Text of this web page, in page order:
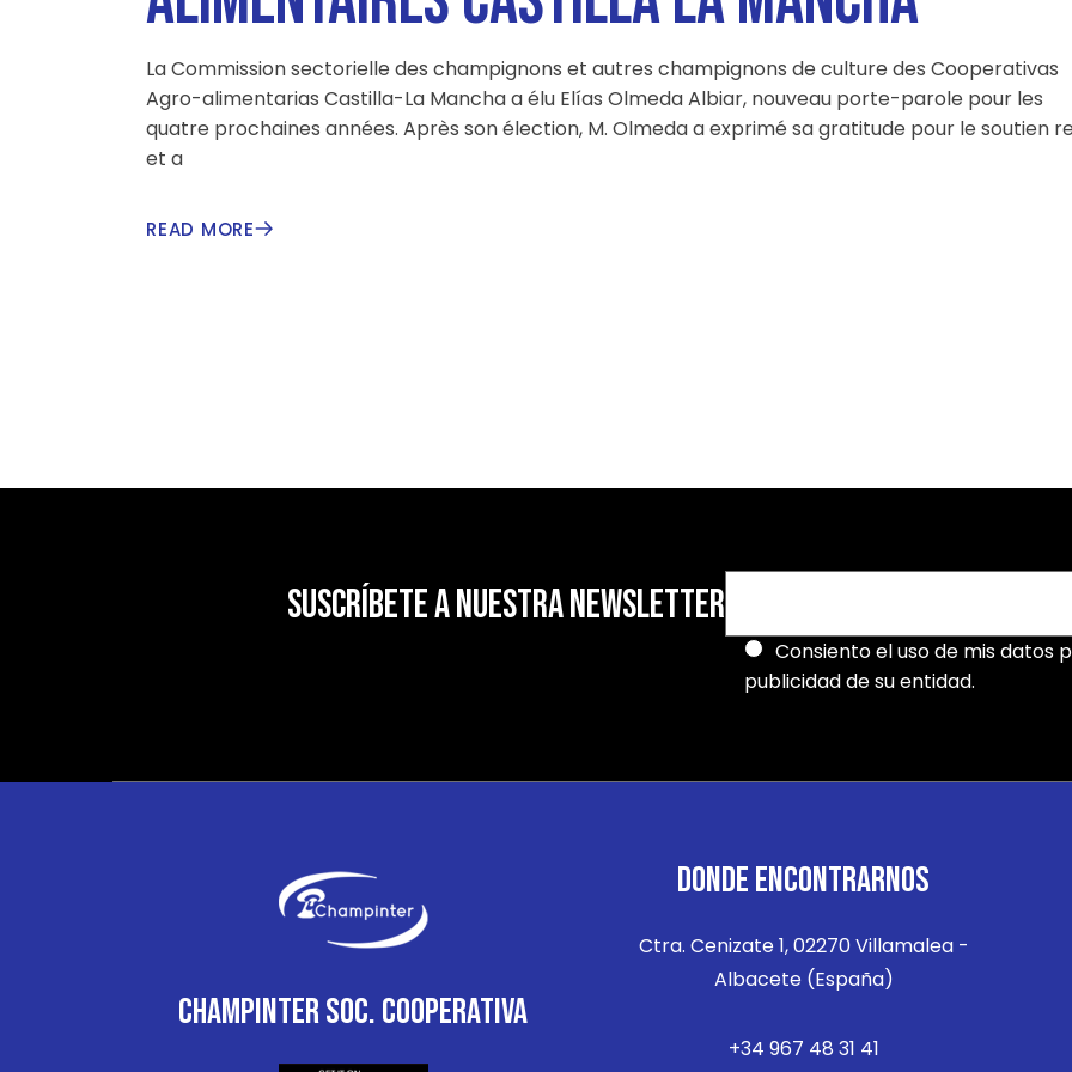
La Commission sectorielle des champignons et autres champignons de culture des Cooperativas
Agro-alimentarias Castilla-La Mancha a élu Elías Olmeda Albiar, nouveau porte-parole pour les
quatre prochaines années. Après son élection, M. Olmeda a exprimé sa gratitude pour le soutien
et a
READ MORE
SUSCRÍBETE A NUESTRA NEWSLETTER
Consiento el uso de mis datos
publicidad de su entidad.
CHAMPINTER SOC. COOPERATIVA
DONDE ENCONTRARNOS
Ctra. Cenizate 1, 02270 Villamalea -
Albacete (España)
+34 967 48 31 41